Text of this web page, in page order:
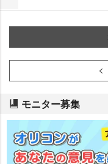
モニター募集